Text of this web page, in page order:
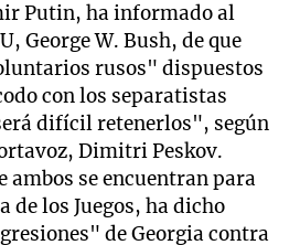
Putin, ha informado al
George W. Bush, de que
rusos" dispuestos
con los separatistas
difícil retenerlos", según
Dimitri Peskov.
ambos se encuentran para
los Juegos, ha dicho
de Georgia contra